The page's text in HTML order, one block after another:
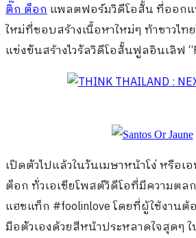
ติ๊ก ต็อกแพลตฟอร์มวิดีโอสั้น ที่ออก
ใหม่ที่ชอบสร้างเนื้อหาใหม่ๆ ท้าชาวไ
แข่งขันสร้างไวรัลวิดีโอสั้นฟูลอินเลิฟ
เปิดตัวไปแล้วในวันเมษาหน้าโง่ หรือ
ต็อก ทั่วเอเชียโพสต์วิดีโอที่มีความต
แฮชแท็ก #foolinlove โดยที่ผู้ใช้งานต้
มือตัวเองด้วยสีหน้าประหลาดใจสุดๆ